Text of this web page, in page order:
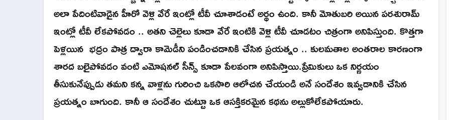
అలా పేదింటివాడైన హీరో వెళ్లి వేరే ఇంట్లో టీవీ చూశాడంటే అర్థం ఉంది. కానీ మోతుబరి అయిన పరశురామ్
ఇంట్లో టీవీ లేకపోవడం .. అతని చెల్లెలు కూడా వేరే ఇంటికి వెళ్లి టీవీ చూడటం చిత్రంగా అనిపిస్తుంది. కొత్తగా
పెళ్లయిన భద్రం పాత్ర ద్వారా కామెడీని పండించడానికి చేసిన ప్రయత్నం .. కులమతాల అంతరాల కారణంగా
శారద బలైపోవడం వంటి ఎమోషనల్ సీన్స్ కూడా పేలవంగా అనిపిస్తాయి.ప్రేమికులు ఒక నిర్ణయం
తీసుకునేప్పుడు తమని కన్న వాళ్లను గురించి ఒకసారి ఆలోచన చేయండి అనే సందేశం ఇవ్వడానికి చేసిన
ప్రయత్నం బాగుంది. కానీ ఆ సందేశం చుట్టూ ఒక ఆసక్తికరమైన కథను అల్లుకోలేకపోయారు.